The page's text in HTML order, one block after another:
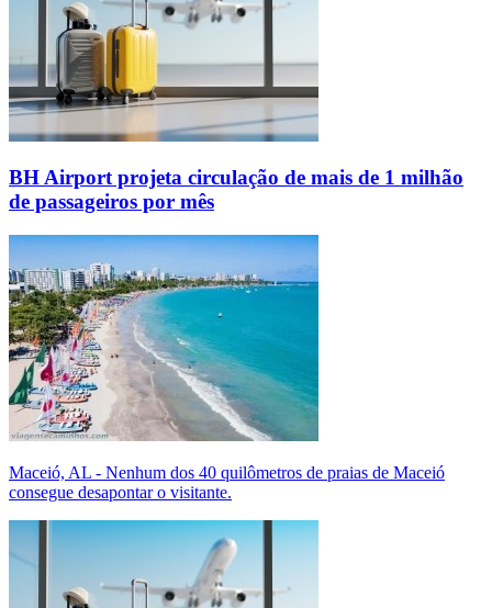
BH Airport projeta circulação de mais de 1 milhão
de passageiros por mês
Maceió, AL - Nenhum dos 40 quilômetros de praias de Maceió
consegue desapontar o visitante.